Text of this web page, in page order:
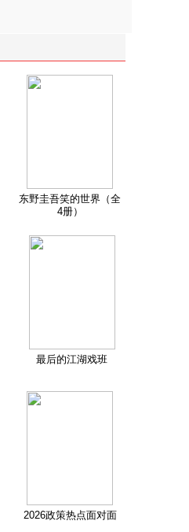
东野圭吾笑的世界（全
4册）
最后的江湖戏班
2026政策热点面对面